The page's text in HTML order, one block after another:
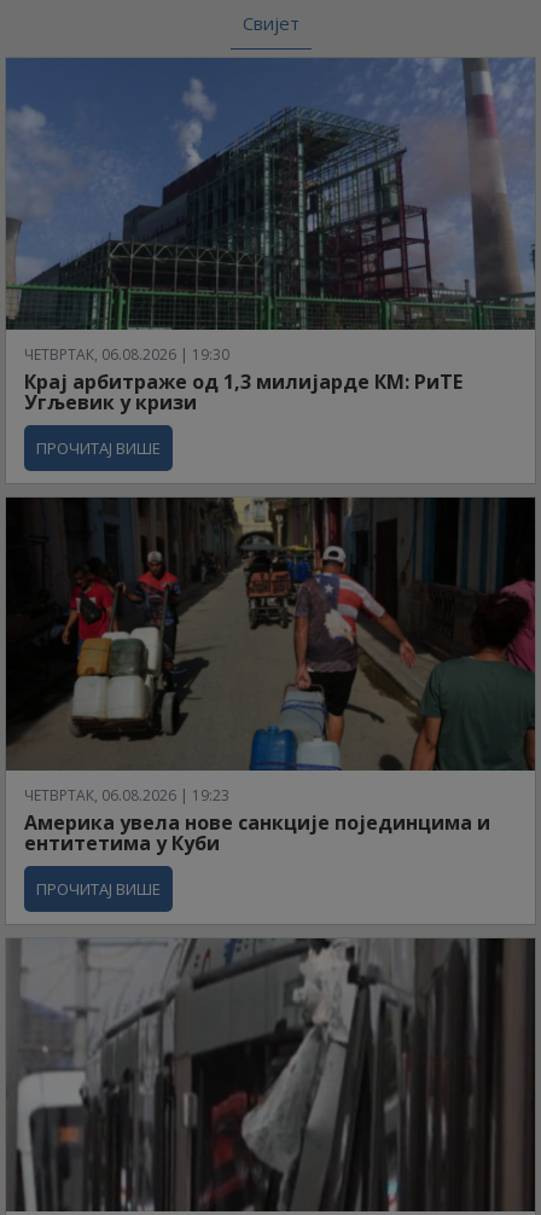
Свијет
ЧЕТВРТАК, 06.08.2026 | 19:30
Крај арбитраже од 1,3 милијарде КМ: РиТЕ
Угљевик у кризи
ПРОЧИТАЈ ВИШЕ
ЧЕТВРТАК, 06.08.2026 | 19:23
Америка увела нове санкције појединцима и
ентитетима у Куби
ПРОЧИТАЈ ВИШЕ